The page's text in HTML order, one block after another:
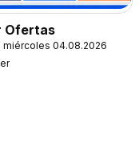
Ofertas
04.08.2026